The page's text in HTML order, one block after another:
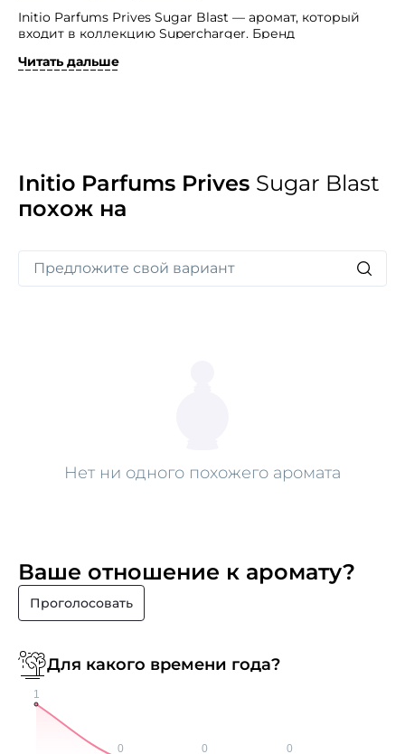
Initio Parfums Prives Sugar Blast — аромат, который
входит в коллекцию Supercharger. Бренд
разработанный с применением комплекса JOYDROP
букет, который звучит сладко, кремово, алкогольно
и древесно-янтарно. Парфюм стимулирует несколько
нейронных путей в системе вознаграждения,
Читать дальше
Initio Parfums Prives Sugar Blast
похож на
Нет ни одного похожего аромата
Ваше отношение к аромату?
Проголосовать
Для какого времени года?